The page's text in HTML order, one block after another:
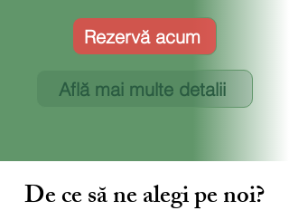
Rezervă acum
Află mai multe detalii
De ce să ne alegi pe noi?